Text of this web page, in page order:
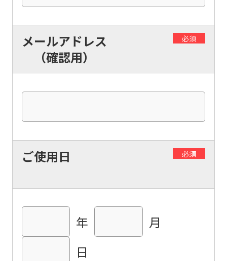
メールアドレス
（確認用）
必須
ご使用日 必須
年
月
日
page.
However,
use
an
translation
service,
version
of
website